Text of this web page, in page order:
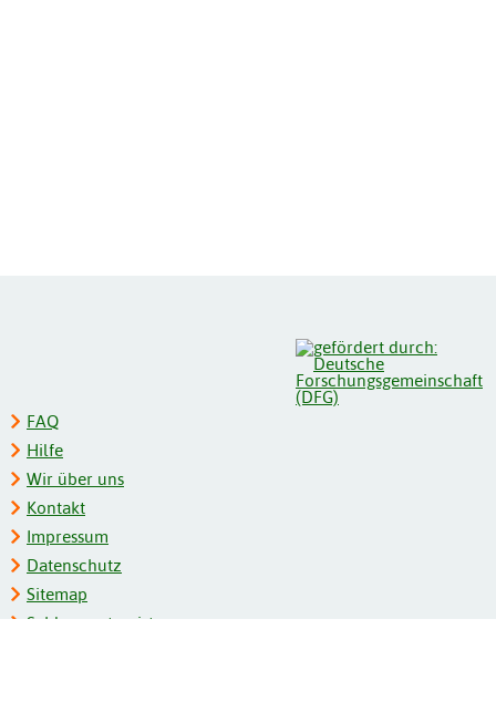
FAQ
Hilfe
Wir über uns
Kontakt
Impressum
Datenschutz
Sitemap
Schlagwortregister